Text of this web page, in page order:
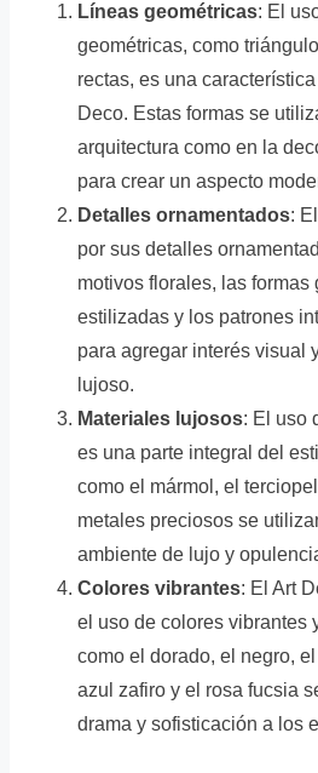
Líneas geométricas: El
geométricas, como
rectas, es una
Deco. Estas formas se
arquitectura como en la
para crear un aspecto
Detalles ornamentados:
por sus detalles
motivos florales, las formas
estilizadas y los patrones
para agregar interés visual
lujoso.
Materiales lujosos: El uso
es una parte integral del
como el mármol, el
metales preciosos se
ambiente de lujo y
Colores vibrantes: El Art
el uso de colores vibrantes
como el dorado, el negro,
azul zafiro y el rosa fucsia
drama y sofisticación a los